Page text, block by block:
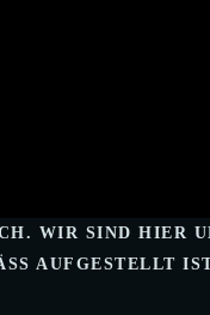
WIR SIND HIER
AUFGESTELLT